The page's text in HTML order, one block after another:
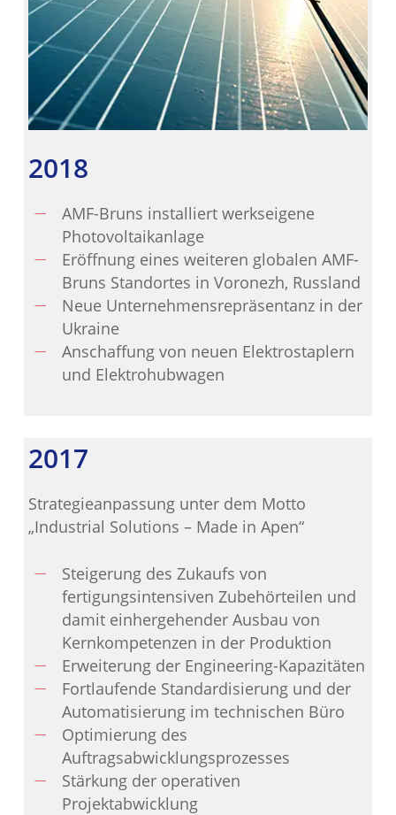
2018
AMF-Bruns installiert werkseigene
Photovoltaikanlage
Eröffnung eines weiteren globalen AMF-
Bruns Standortes in Voronezh, Russland
Neue Unternehmensrepräsentanz in der
Ukraine
Anschaffung von neuen Elektrostaplern
und Elektrohubwagen
2017
Strategieanpassung unter dem Motto
„Industrial Solutions – Made in Apen“
Steigerung des Zukaufs von
fertigungsintensiven Zubehörteilen und
damit einhergehender Ausbau von
Kernkompetenzen in der Produktion
Erweiterung der Engineering-Kapazitäten
Fortlaufende Standardisierung und der
Automatisierung im technischen Büro
Optimierung des
Auftragsabwicklungsprozesses
Stärkung der operativen
Projektabwicklung